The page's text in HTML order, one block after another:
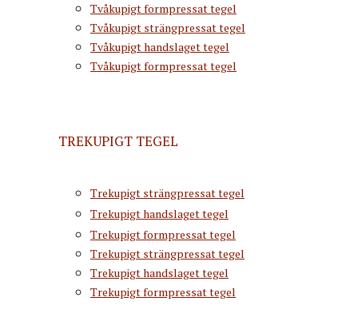
Tvåkupigt formpressat tegel
Tvåkupigt strängpressat tegel
Tvåkupigt handslaget tegel
Tvåkupigt formpressat tegel
TREKUPIGT TEGEL
Trekupigt strängpressat tegel
Trekupigt handslaget tegel
Trekupigt formpressat tegel
Trekupigt strängpressat tegel
Trekupigt handslaget tegel
Trekupigt formpressat tegel